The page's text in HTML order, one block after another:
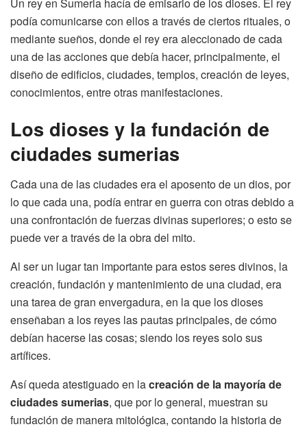
podía comunicarse con ellos a través de ciertos rituales, o
mediante sueños, donde el rey era aleccionado de cada
una de las acciones que debía hacer, principalmente, el
diseño de edificios, ciudades, templos, creación de leyes,
conocimientos, entre otras manifestaciones.
Los dioses y la fundación de
ciudades sumerias
Cada una de las ciudades era el aposento de un dios, por
lo que cada una, podía entrar en guerra con otras debido a
una confrontación de fuerzas divinas superiores; o esto se
puede ver a través de la obra del mito.
Al ser un lugar tan importante para estos seres divinos, la
creación, fundación y mantenimiento de una ciudad, era
una tarea de gran envergadura, en la que los dioses
enseñaban a los reyes las pautas principales, de cómo
debían hacerse las cosas; siendo los reyes solo sus
artífices.
Así queda atestiguado en lacreación de la mayoría de
ciudades sumerias, que por lo general, muestran su
fundación de manera mitológica, contando la historia de